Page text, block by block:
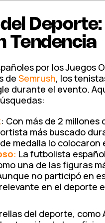
Tendencia
por los Juegos
deSemrush, los
durante el evento.
: Con más de 2
más buscado
medalla lo
: La futbolista
una de las figuras
no participó en
en el deporte
del deporte, como